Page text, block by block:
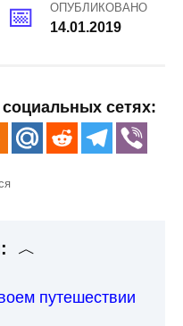
ОПУБЛИКОВАНО
14.01.2019
сетях:
путешествии